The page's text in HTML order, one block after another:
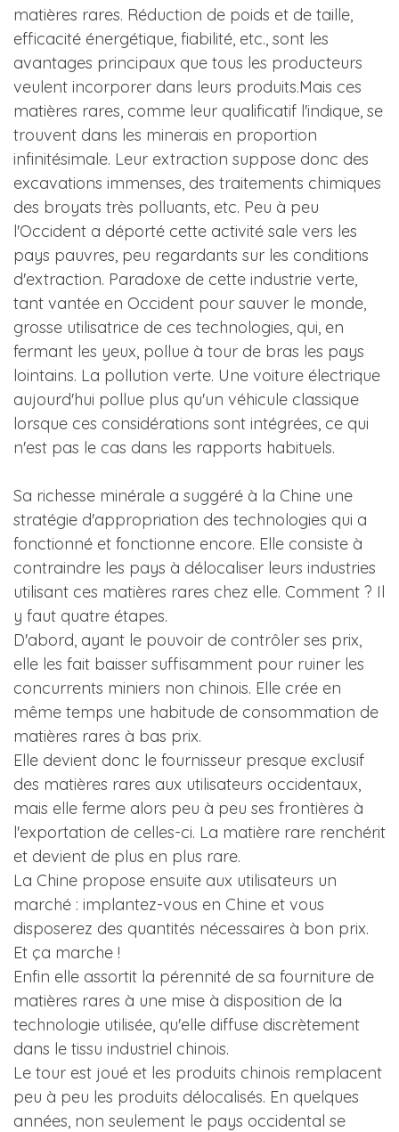
matières rares. Réduction de poids et de taille,
efficacité énergétique, fiabilité, etc., sont les
avantages principaux que tous les producteurs
veulent incorporer dans leurs produits.Mais ces
matières rares, comme leur qualificatif l'indique, se
trouvent dans les minerais en proportion
infinitésimale. Leur extraction suppose donc des
excavations immenses, des traitements chimiques
des broyats très polluants, etc. Peu à peu
l'Occident a déporté cette activité sale vers les
pays pauvres, peu regardants sur les conditions
d'extraction. Paradoxe de cette industrie verte,
tant vantée en Occident pour sauver le monde,
grosse utilisatrice de ces technologies, qui, en
fermant les yeux, pollue à tour de bras les pays
lointains. La pollution verte. Une voiture électrique
aujourd'hui pollue plus qu'un véhicule classique
lorsque ces considérations sont intégrées, ce qui
n'est pas le cas dans les rapports habituels.
Sa richesse minérale a suggéré à la Chine une
stratégie d'appropriation des technologies qui a
fonctionné et fonctionne encore. Elle consiste à
contraindre les pays à délocaliser leurs industries
utilisant ces matières rares chez elle. Comment ? Il
y faut quatre étapes.
D'abord, ayant le pouvoir de contrôler ses prix,
elle les fait baisser suffisamment pour ruiner les
concurrents miniers non chinois. Elle crée en
même temps une habitude de consommation de
matières rares à bas prix.
Elle devient donc le fournisseur presque exclusif
des matières rares aux utilisateurs occidentaux,
mais elle ferme alors peu à peu ses frontières à
l'exportation de celles-ci. La matière rare renchérit
et devient de plus en plus rare.
La Chine propose ensuite aux utilisateurs un
marché : implantez-vous en Chine et vous
disposerez des quantités nécessaires à bon prix.
Et ça marche !
Enfin elle assortit la pérennité de sa fourniture de
matières rares à une mise à disposition de la
technologie utilisée, qu'elle diffuse discrètement
dans le tissu industriel chinois.
Le tour est joué et les produits chinois remplacent
peu à peu les produits délocalisés. En quelques
années, non seulement le pays occidental se